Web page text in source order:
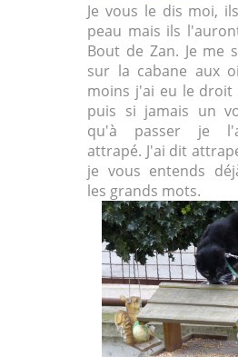
Je vous le dis moi,
peau mais ils
Bout de Zan. Je me
sur la cabane aux
moins j'ai eu le
puis si jamais un
qu'à passer je
attrapé. J'ai dit
je vous entends
les grands mots.